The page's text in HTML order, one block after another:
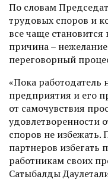
По словам
трудовых споров и
все чаще становится
причина –
переговорный
«Пока работодатель
предприятия и его
от самочувствия
удовлетворенности
споров не
партнеров избегать
работникам своих
Сатыбалды